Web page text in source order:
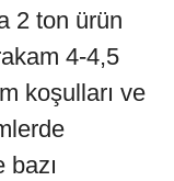
2 ton ürün
4-4,5
koşulları ve
bazı